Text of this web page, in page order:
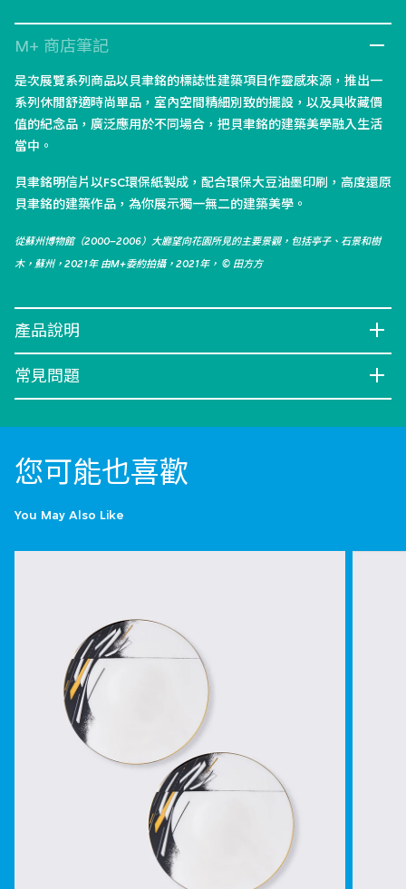
M+ 商店筆記
是次展覽系列商品以貝聿銘的標誌性建築項目作靈感來源，推出一
系列休閒舒適時尚單品，室內空間精細別致的擺設，以及具收藏價
值的紀念品，廣泛應用於不同場合，把貝聿銘的建築美學融入生活
當中。
貝聿銘明信片以FSC環保紙製成，配合環保大豆油墨印刷，高度還原
貝聿銘的建築作品，為你展示獨一無二的建築美學。
從蘇州博物館（2000–2006）大廳望向花園所見的主要景觀，包括亭子、石景和樹
木，蘇州，2021年 由M+委約拍攝，2021年， © 田方方
產品說明
常見問題
您可能也喜歡
You May Also Like